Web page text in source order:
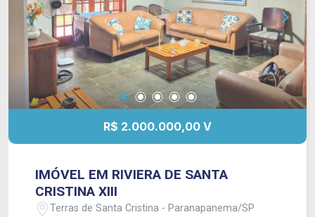
R$ 2.000.000,00 V
IMÓVEL EM RIVIERA DE SANTA
CRISTINA XIII
Terras de Santa Cristina - Paranapanema/SP